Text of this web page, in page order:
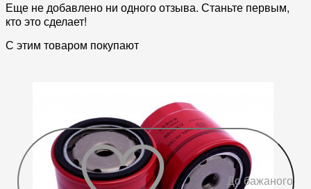
Еще не добавлено ни одного отзыва. Станьте первым,
кто это сделает!
С этим товаром покупают
До бажаного